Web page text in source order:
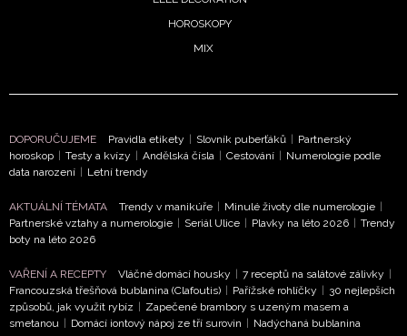
HOROSKOPY
MIX
DOPORUČUJEME Pravidla etikety | Slovník puberťáků | Partnerský
horoskop | Testy a kvízy | Andělská čísla | Cestování | Numerologie podle
data narození | Letní trendy
AKTUÁLNÍ TÉMATA Trendy v manikúře | Minulé životy dle numerologie |
Partnerské vztahy a numerologie | Seriál Ulice | Plavky na léto 2026 | Trendy
boty na léto 2026
VAŘENÍ A RECEPTY Vláčné domácí housky | 7 receptů na salátové zálivky |
Francouzská třešňová bublanina (Clafoutis) | Pařížské rohlíčky | 30 nejlepších
způsobů, jak využít rybíz | Zapečené brambory s uzeným masem a
smetanou | Domácí iontový nápoj ze tří surovin | Nadýchaná bublanina